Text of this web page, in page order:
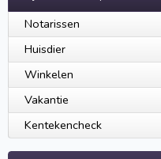
Notarissen
Huisdier
Winkelen
Vakantie
Kentekencheck